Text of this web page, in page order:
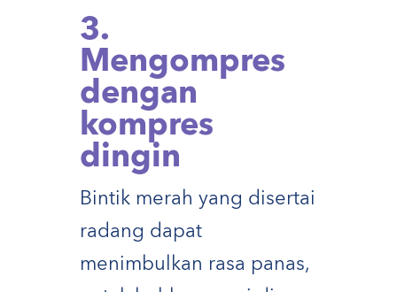
3.
Mengompres
dengan
kompres
dingin
Bintik merah yang disertai
radang dapat
menimbulkan rasa panas,